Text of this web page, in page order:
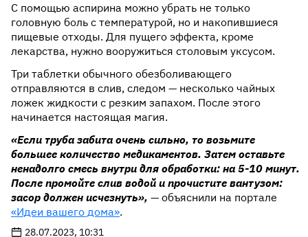
С помощью аспирина можно убрать не только
головную боль с температурой, но и накопившиеся
пищевые отходы. Для пущего эффекта, кроме
лекарства, нужно вооружиться столовым уксусом.
Три таблетки обычного обезболивающего
отправляются в слив, следом — несколько чайных
ложек жидкости с резким запахом. После этого
начинается настоящая магия.
«Если труба забита очень сильно, то возьмите
большее количество медикаментов. Затем оставьте
ненадолго смесь внутри для обработки: на 5-10 минут.
После промойте слив водой и прочистите вантузом:
засор должен исчезнуть», — объяснили на портале
«Идеи вашего дома».
28.07.2023, 10:31